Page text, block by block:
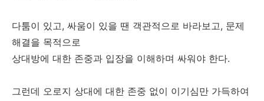
다툼이 있고, 싸움이 있을 땐 객관적으로 바라보고, 문제
해결을 목적으로
상대방에 대한 존중과 입장을 이해하며 싸워야 한다.
그런데 오로지 상대에 대한 존중 없이 이기심만 가득하여